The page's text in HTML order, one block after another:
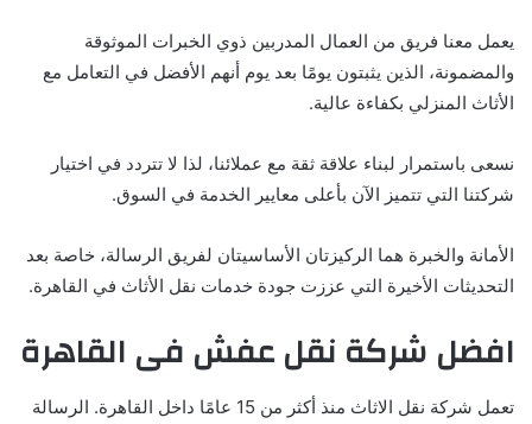
يعمل معنا فريق من العمال المدربين ذوي الخبرات الموثوقة
والمضمونة، الذين يثبتون يومًا بعد يوم أنهم الأفضل في التعامل مع
الأثاث المنزلي بكفاءة عالية.
نسعى باستمرار لبناء علاقة ثقة مع عملائنا، لذا لا تتردد في اختيار
شركتنا التي تتميز الآن بأعلى معايير الخدمة في السوق.
الأمانة والخبرة هما الركيزتان الأساسيتان لفريق الرسالة، خاصة بعد
التحديثات الأخيرة التي عززت جودة خدمات نقل الأثاث في القاهرة.
افضل شركة نقل عفش فى القاهرة
تعمل شركة نقل الاثاث منذ أكثر من 15 عامًا داخل القاهرة. الرسالة